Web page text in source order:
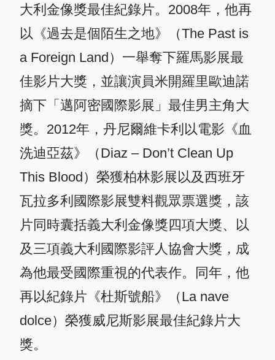
大利金像獎最佳紀錄片。2008年，他再
以《過去是個陌生之地》（The Past is
a Foreign Land）一舉奪下羅馬影展最
佳影片大獎，並讓演員米開羅里歐迪諾
摘下「邁阿密國際影展」最佳男主角大
獎。2012年，丹尼爾維卡利以電影《血
洗迪亞茲》（Diaz – Don’t Clean Up
This Blood）榮獲柏林影展以及西班牙
瓦拉多利國際影展雙料觀眾票選獎，該
片同時囊括義大利金像獎四項大獎、以
及三項義大利國際影評人協會大獎，成
為他最受國際重視的代表作。同年，他
再以紀錄片《杜斯號船》（La nave
dolce）榮獲威尼斯影展最佳紀錄片大
獎。